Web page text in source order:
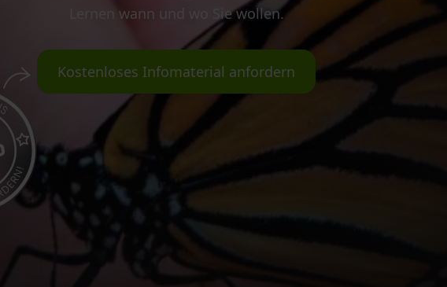
Lernen wann und wo Sie wollen.
Kostenloses Infomaterial anfordern